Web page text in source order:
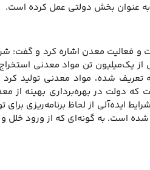
عنوان بخش دولتی عمل کرده است.
و فعالیت معدن اشاره کرد و گفت:
از برنامه تعریف شده، مواد
که دولت در بهره‌برداری بهینه از
ایده‌آلی از لحاظ برنامه‌ریزی
است. به گونه‌ای که از ورود خلل